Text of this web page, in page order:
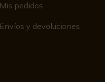
Mis pedidos
Envíos y devoluciones